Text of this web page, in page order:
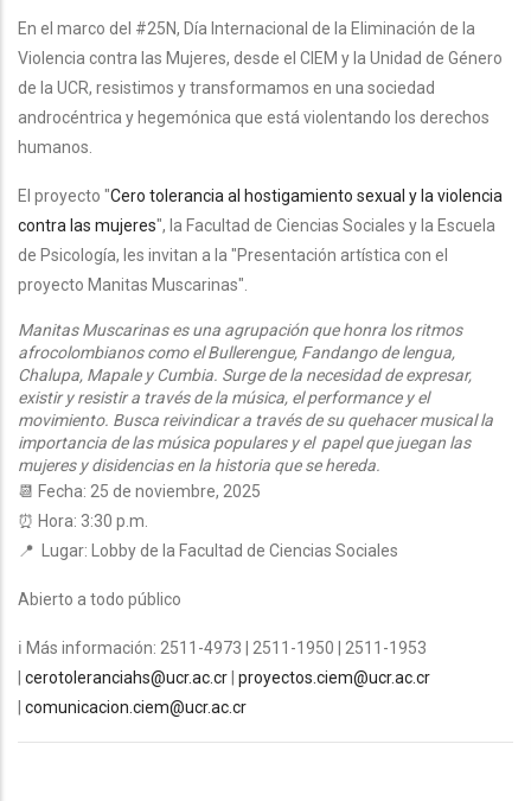
En el marco del #25N, Día Internacional de la Eliminación de la
Violencia contra las Mujeres, desde el CIEM y la Unidad de Género
de la UCR, resistimos y transformamos en una sociedad
androcéntrica y hegemónica que está violentando los derechos
humanos.
El proyecto "Cero tolerancia al hostigamiento sexual y la violencia
contra las mujeres", la Facultad de Ciencias Sociales y la Escuela
de Psicología, les invitan a la "Presentación artística con el
proyecto Manitas Muscarinas".
Manitas Muscarinas es una agrupación que honra los ritmos
afrocolombianos como el Bullerengue, Fandango de lengua,
Chalupa, Mapale y Cumbia. Surge de la necesidad de expresar,
existir y resistir a través de la música, el performance y el
movimiento. Busca reivindicar a través de su quehacer musical la
importancia de las música populares y el papel que juegan las
mujeres y disidencias en la historia que se hereda.
📆 Fecha: 25 de noviembre, 2025
⏰ Hora: 3:30 p.m.
📍 Lugar:
Lobby de la Facultad de Ciencias Sociales
Abierto a todo público
ℹ Más información: 2511-4973 | 2511-1950 | 2511-1953
cerotoleranciahs@ucr.ac.cr proyectos.ciem@ucr.ac.cr
comunicacion.ciem@ucr.ac.cr